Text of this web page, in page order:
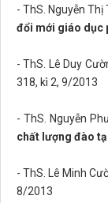
- ThS. Nguyễn Thị
đổi mới giáo dục
- ThS. Lê Duy
318, kì 2, 9/2013
- ThS. Nguyễn
chất lượng đào
- ThS. Lê Minh
8/2013